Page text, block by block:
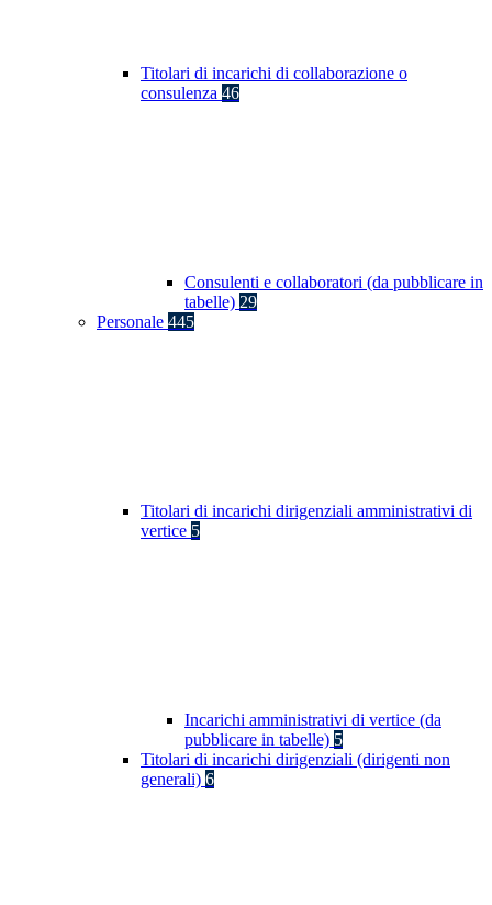
Titolari di incarichi di collaborazione o
consulenza 46
Consulenti e collaboratori (da pubblicare in
tabelle) 29
Personale 445
Titolari di incarichi dirigenziali amministrativi di
vertice 5
Incarichi amministrativi di vertice (da
pubblicare in tabelle) 5
Titolari di incarichi dirigenziali (dirigenti non
generali) 6